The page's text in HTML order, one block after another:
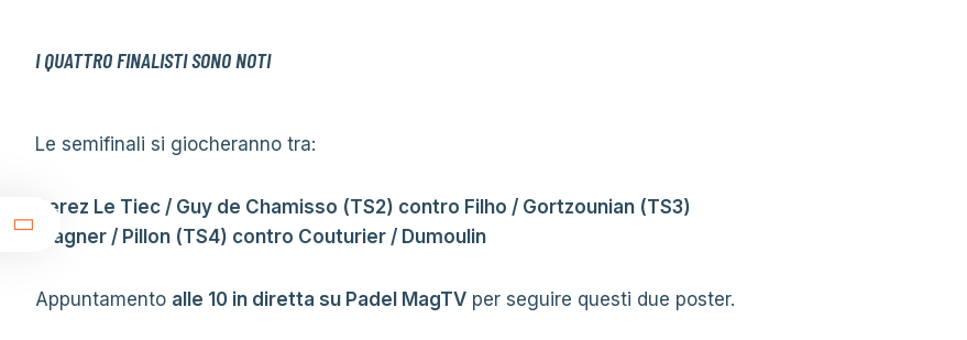
I QUATTRO FINALISTI SONO NOTI
Le semifinali si giocheranno tra:
Perez Le Tiec / Guy de Chamisso (TS2) contro Filho / Gortzounian (TS3)
Wagner / Pillon (TS4) contro Couturier / Dumoulin
Appuntamento alle 10 in diretta su Padel MagTV per seguire questi due poster.